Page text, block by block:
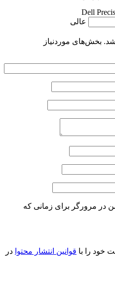
Dell
عالی
بخش‌های موردنیاز
در مرورگر برای زمانی که
خود را با قوانین انتشار محتوا در